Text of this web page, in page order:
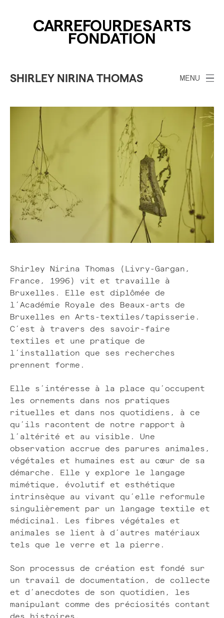
SHIRLEY NIRINA THOMAS MENU
Shirley Nirina Thomas (Livry-Gargan,
France, 1996) vit et travaille à
Bruxelles. Elle est diplômée de
l’Académie Royale des Beaux-arts de
Bruxelles en Arts-textiles/tapisserie.
C’est à travers des savoir-faire
textiles et une pratique de
l’installation que ses recherches
prennent forme.
Elle s’intéresse à la place qu’occupent
les ornements dans nos pratiques
rituelles et dans nos quotidiens, à ce
qu’ils racontent de notre rapport à
l’altérité et au visible. Une
observation accrue des parures animales,
végétales et humaines est au cœur de sa
démarche. Elle y explore le langage
mimétique, évolutif et esthétique
intrinsèque au vivant qu’elle reformule
singulièrement par un langage textile et
médicinal. Les fibres végétales et
animales se lient à d’autres matériaux
tels que le verre et la pierre.
Son processus de création est fondé sur
un travail de documentation, de collecte
et d’anecdotes de son quotidien, les
manipulant comme des préciosités contant